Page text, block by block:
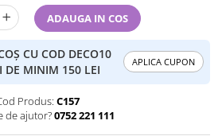
ADAUGA IN COS
CU COD DECO10
DE MINIM 150 LEI
APLICA CUPON
Produs: C157
de ajutor?0752 221 111